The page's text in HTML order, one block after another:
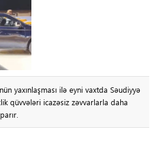
yaxınlaşması ilə eyni vaxtda Səudiyyə
qüvvələri icazəsiz zəvvarlarla daha